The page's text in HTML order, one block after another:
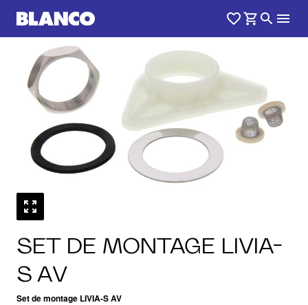
SET DE MONTAGE LIVIA-
S AV
Set de montage LIVIA-S AV